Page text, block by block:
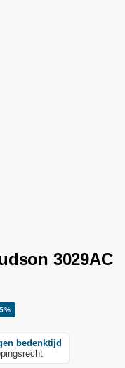
3029AC
bedenktijd